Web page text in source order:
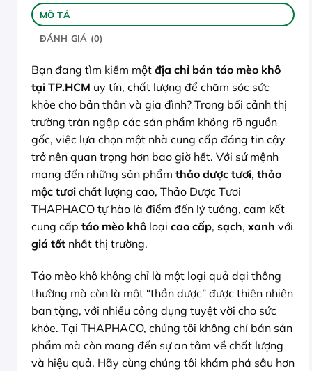
MÔ TẢ
ĐÁNH GIÁ (0)
Bạn đang tìm kiếm một địa chỉ bán táo mèo khô
tại TP.HCM uy tín, chất lượng để chăm sóc sức
khỏe cho bản thân và gia đình? Trong bối cảnh thị
trường tràn ngập các sản phẩm không rõ nguồn
gốc, việc lựa chọn một nhà cung cấp đáng tin cậy
trở nên quan trọng hơn bao giờ hết. Với sứ mệnh
mang đến những sản phẩm thảo dược tươi, thảo
mộc tươi chất lượng cao, Thảo Dược Tươi
THAPHACO tự hào là điểm đến lý tưởng, cam kết
cung cấp táo mèo khô loại cao cấp, sạch, xanh với
giá tốt nhất thị trường.
Táo mèo khô không chỉ là một loại quả dại thông
thường mà còn là một “thần dược” được thiên nhiên
ban tặng, với nhiều công dụng tuyệt vời cho sức
khỏe. Tại THAPHACO, chúng tôi không chỉ bán sản
phẩm mà còn mang đến sự an tâm về chất lượng
và hiệu quả. Hãy cùng chúng tôi khám phá sâu hơn